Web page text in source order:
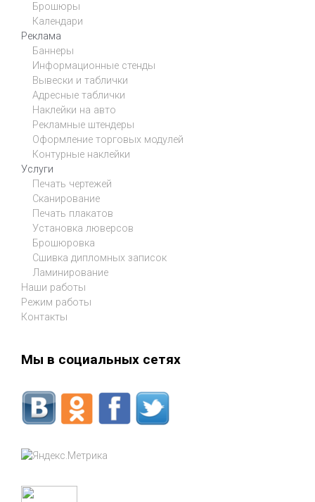
Брошюры
Календари
Реклама
Баннеры
Информационные стенды
Вывески и таблички
Адресные таблички
Наклейки на авто
Рекламные штендеры
Оформление торговых модулей
Контурные наклейки
Услуги
Печать чертежей
Сканирование
Печать плакатов
Установка люверсов
Брошюровка
Сшивка дипломных записок
Ламинирование
Наши работы
Режим работы
Контакты
Мы в социальных сетях